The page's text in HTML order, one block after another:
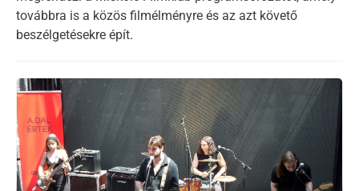
továbbra is a közös filmélményre és az azt követő
beszélgetésekre épít.